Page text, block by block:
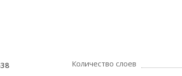
Количество слоев